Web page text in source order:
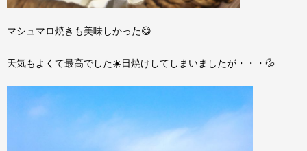
マシュマロ焼きも美味しかった😋
天気もよくて最高でした☀️日焼けしてしまいましたが・・・💦